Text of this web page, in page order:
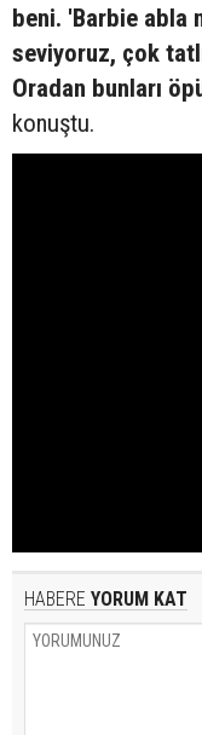
beni. 'Barbie abla
seviyoruz, çok
Oradan bunları
konuştu.
HABERE YORUM KAT